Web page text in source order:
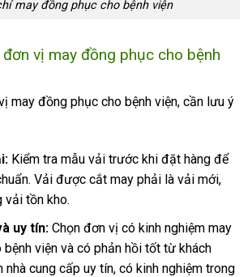
may đồng phục cho bệnh viện
vị may đồng phục cho bệnh
may đồng phục cho bệnh viện, cần lưu ý
Kiểm tra mẫu vải trước khi đặt hàng để
Vải được cắt may phải là vải mới,
vải tồn kho.
uy tín:Chọn đơn vị có kinh nghiệm may
viện và có phản hồi tốt từ khách
nhà cung cấp uy tín, có kinh nghiệm trong